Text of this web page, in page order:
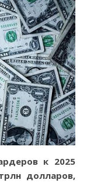
к 2025
долларов,